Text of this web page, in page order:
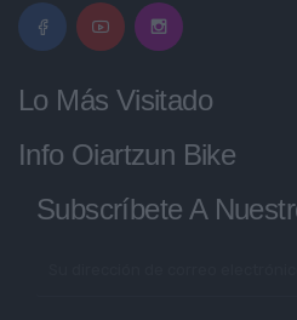
Lo Más Visitado
Info Oiartzun Bike
Subscríbete A